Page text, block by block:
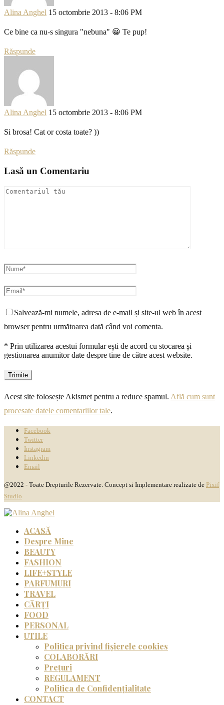
Alina Anghel 15 octombrie 2013 - 8:06 PM
Ce bine ca nu-s singura "nebuna" 😀 Te pup!
Răspunde
Alina Anghel 15 octombrie 2013 - 8:06 PM
Si brosa! Cat or costa toate? ))
Răspunde
Lasă un Comentariu
Salvează-mi numele, adresa de e-mail și site-ul web în acest
browser pentru următoarea dată când voi comenta.
* Prin utilizarea acestui formular ești de acord cu stocarea și
gestionarea anumitor date despre tine de către acest website.
Acest site folosește Akismet pentru a reduce spamul. Află cum sunt
procesate datele comentariilor tale.
Facebook
Twitter
Instagram
Linkedin
Email
@2022 - Toate Drepturile Rezervate. Concept si Implementare realizate de Pixif
Studio
ACASĂ
Despre Mine
BEAUTY
FASHION
LIFE+STYLE
PARFUMURI
TRAVEL
CĂRȚI
FOOD
PERSONAL
UTILE
Politica privind fișierele cookies
COLABORĂRI
Prețuri
REGULAMENT
Politica de Confidențialitate
CONTACT